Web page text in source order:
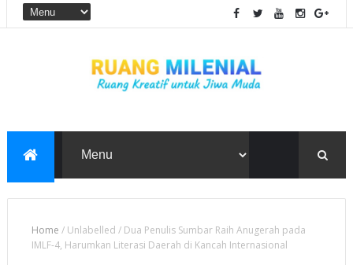
Home /Unlabelled / Dua Penulis Sumbar Raih Anugerah pada
IMLF-4, Harumkan Literasi Daerah di Kancah Internasional